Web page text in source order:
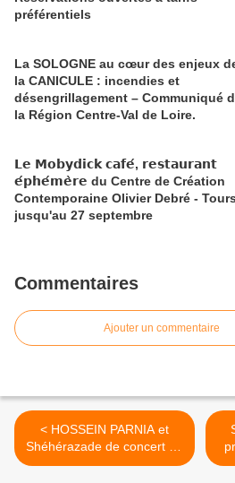
préférentiels
La SOLOGNE au cœur des enjeux
la CANICULE : incendies et
désengrillagement – Communiqué
la Région Centre-Val de Loire.
𝗟𝗲 𝗠𝗼𝗯𝘆𝗱𝗶𝗰𝗸 𝗰𝗮𝗳𝗲́, 𝗿𝗲𝘀𝘁𝗮𝘂𝗿𝗮𝗻𝘁
𝗲́𝗽𝗵𝗲́𝗺𝗲̀𝗿𝗲 du Centre de Création
Contemporaine Olivier Debré - Tours
jusqu'au 27 septembre
Commentaires
Ajouter un commentaire
< HOSSEIN PARNIA et
Shéhérazade de concert au
JARDIN DU PETIT